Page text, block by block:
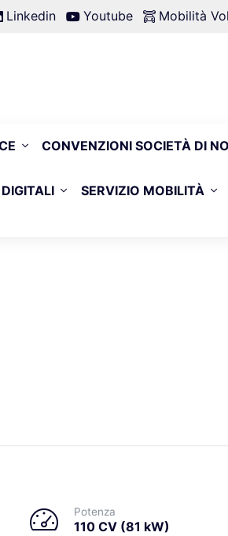
Linkedin Youtube Mobilità
CONVENZIONI SOCIETÀ DI
SERVIZIO MOBILITÀ
Potenza
110 CV (81 kW)